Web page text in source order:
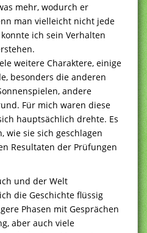
mehr, wodurch er
man vielleicht nicht jede
ich sein Verhalten
weitere Charaktere, einige
besonders die anderen
andere
Für mich waren diese
hauptsächlich drehte. Es
wie sie sich geschlagen
Resultaten der Prüfungen
und der Welt
die Geschichte flüssig
Phasen mit Gesprächen
aber auch viele